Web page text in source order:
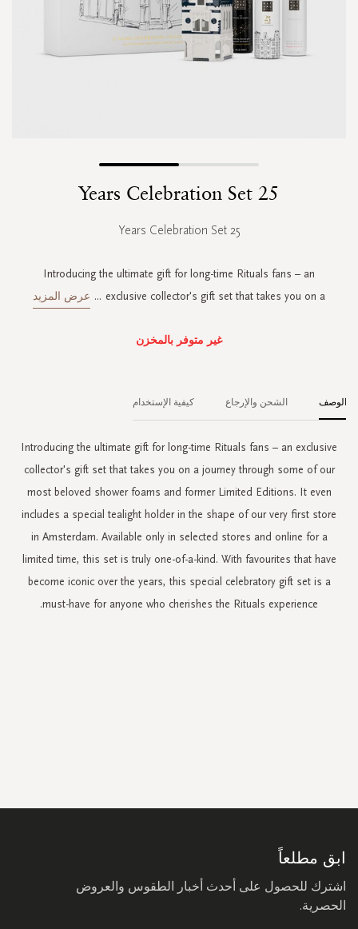
images
25 Years Celebration Set
25 Years Celebration Set
Introducing the ultimate gift for long-time Rituals fans – an
exclusive collector's gift set that takes you on a
... عرض المزيد
غير متوفر بالمخزن
الوصف
Introducing the ultimate gift for long-time Rituals fans – an exclusive
collector's gift set that takes you on a journey through some of our
most beloved shower foams and former Limited Editions. It even
includes a special tealight holder in the shape of our very first store
in Amsterdam. Available only in selected stores and online for a
limited time, this set is truly one-of-a-kind. With favourites that have
become iconic over the years, this special celebratory gift set is a
must-have for anyone who cherishes the Rituals experience.
الشحن والإرجاع كيفية الإستخدام
ابق مطلعاً
اشترك للحصول على أحدث أخبار الطقوس والعروض
الحصرية.